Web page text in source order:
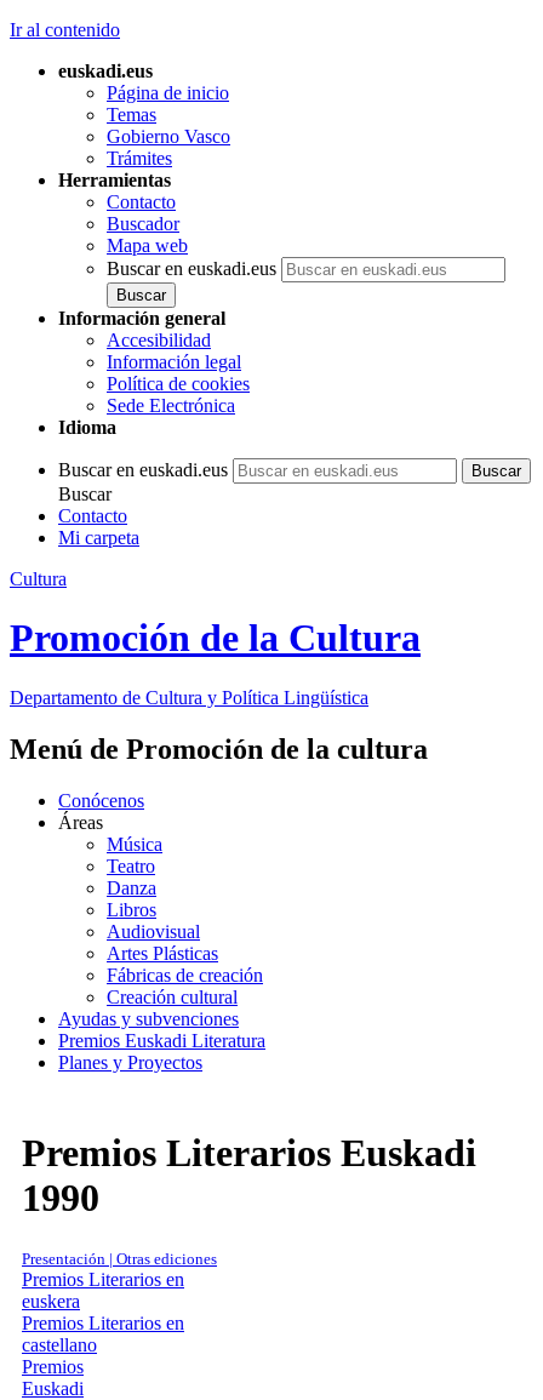
Ir al contenido
euskadi.eus
Página de inicio
Temas
Gobierno Vasco
Trámites
Herramientas
Contacto
Buscador
Mapa web
Buscar en euskadi.eus
Información general
Accesibilidad
Información legal
Política de cookies
Sede Electrónica
Idioma
Buscar en euskadi.eus
Buscar
Contacto
Mi carpeta
Cultura
Promoción de la Cultura
Departamento de Cultura y Política Lingüística
Menú de Promoción de la cultura
Conócenos
Áreas
Música
Teatro
Danza
Libros
Audiovisual
Artes Plásticas
Fábricas de creación
Creación cultural
Ayudas y subvenciones
Premios Euskadi Literatura
Planes y Proyectos
Premios Literarios Euskadi
1990
Presentación | Otras ediciones
Premios Literarios en
euskera
Premios Literarios en
castellano
Premios
Euskadi